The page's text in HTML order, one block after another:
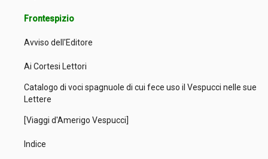
Frontespizio
Avviso dell'Editore
Ai Cortesi Lettori
Catalogo di voci spagnuole di cui fece uso il Vespucci nelle sue
Lettere
[Viaggi d'Amerigo Vespucci]
Indice